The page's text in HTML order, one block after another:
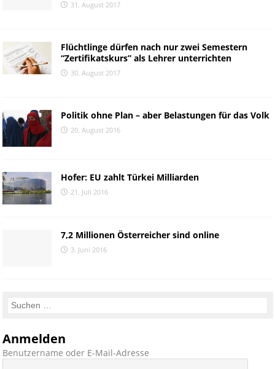
31. August 2017
Flüchtlinge dürfen nach nur zwei Semestern
“Zertifikatskurs” als Lehrer unterrichten
30. August 2017
Politik ohne Plan – aber Belastungen für das Volk
20. August 2016
Hofer: EU zahlt Türkei Milliarden
21. Juli 2016
7,2 Millionen Österreicher sind online
3. Juni 2016
Anmelden
Benutzername oder E-Mail-Adresse